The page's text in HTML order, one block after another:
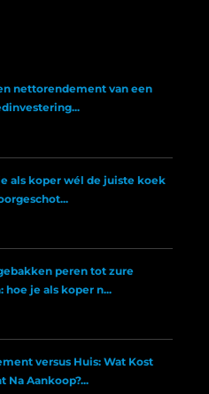
nettorendement van een
als koper wél de juiste koek
peren tot zure
hoe je als koper n...
versus Huis: Wat Kost
Na Aankoop?...